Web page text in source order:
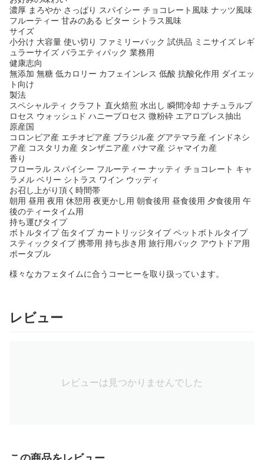
濃厚 まろやか さっぱり スパイシー チョコレート風味 ナッツ風味
フルーティー 甘みのある ビター シトラス風味
サイズ
小分け 大容量 使い切り ファミリーパック 試供品 ミニサイズ レギ
ュラーサイズ バラエティパック 業務用
健康志向
無添加 無糖 低カロリー カフェインレス 低酸 抗酸化作用 ダイエッ
ト向け
製法
スペシャルティ クラフト 直火焙煎 水出し 瞬間冷却 ナチュラルプ
ロセス ウォッシュド ハニープロセス 微粉砕 エアロプレス抽出
原産国
コロンビア産 エチオピア産 ブラジル産 グアテマラ産 インドネシ
ア産 コスタリカ産 タンザニア産 パナマ産 ジャマイカ産
香り
フローラル スパイシー フルーティー ナッティ チョコレート キャ
ラメル ベリー シトラス ワイン ウッディ
お召し上がり頂く時間帯
朝用 昼用 夜用 休憩用 夜更かし用 朝食後用 昼食後用 夕食後用 午
後のティータイム用
持ち運びタイプ
ボトルタイプ 缶タイプ カートリッジタイプ ペットボトルタイプ
スティックタイプ 携帯用 持ち歩き用 旅行用パック アウトドア用
ポータブル
様々なカフェタイムに合うコーヒーを取り扱っています。
レビュー
レビューは見つかりませんでした